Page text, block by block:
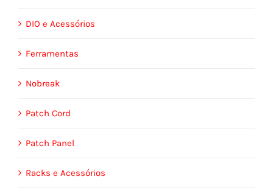
DIO e Acessórios
Ferramentas
Nobreak
Patch Cord
Patch Panel
Racks e Acessórios